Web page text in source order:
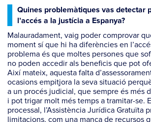
Quines problemàtiques vas detectar
l’accés a la justícia a Espanya?
Malauradament, vaig poder comprovar
moment sí que hi ha diferències en
problema és que moltes persones que
no poden accedir als beneficis que pot
Així mateix, aquesta falta
ocasions empitjora la seva situació
a un procés judicial, que sempre és més
i pot trigar molt més temps a tramitar-se.
processal, l’Assistència Jurídica Gratuïta
limitacions, com una manca de recursos